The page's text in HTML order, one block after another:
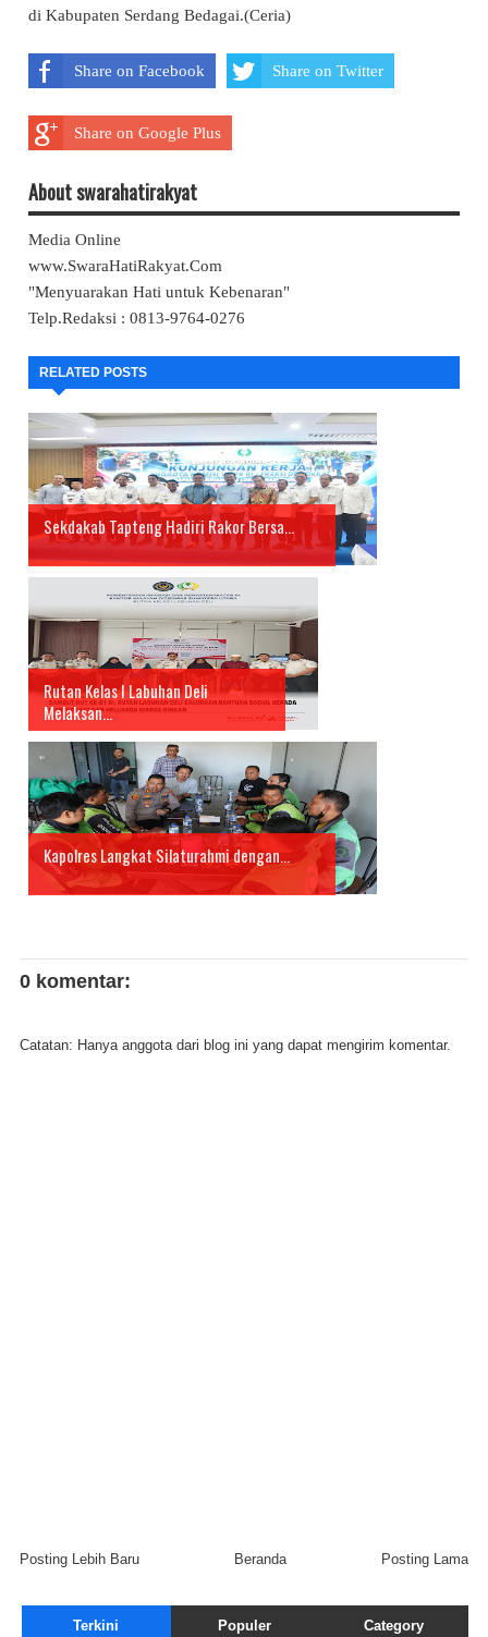
di Kabupaten Serdang Bedagai.(Ceria)
Share on Facebook Share on Twitter
Share on Google Plus
About swarahatirakyat
Media Online
www.SwaraHatiRakyat.Com
"Menyuarakan Hati untuk Kebenaran"
Telp.Redaksi : 0813-9764-0276
RELATED POSTS
Sekdakab Tapteng Hadiri Rakor Bersa...
Rutan Kelas I Labuhan Deli
Melaksan...
Kapolres Langkat Silaturahmi dengan...
0 komentar:
Catatan: Hanya anggota dari blog ini yang dapat mengirim komentar.
Posting Lebih Baru Posting Lama
Beranda
Terkini Populer Category